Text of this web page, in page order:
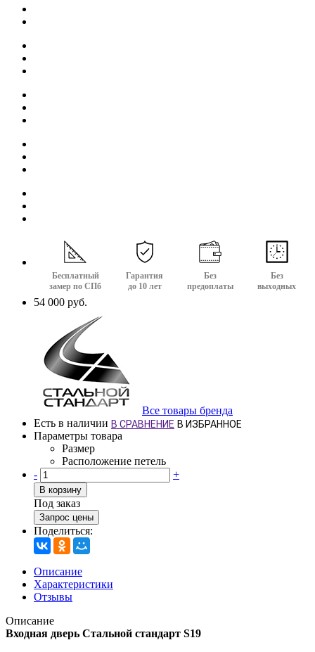
Бесплатный
замер по СПб
Гарантия
до 10 лет
Без
предоплаты
Без
выходных
54 000 руб.
Все товары бренда
Есть в наличии В СРАВНЕНИЕ В ИЗБРАННОЕ
Параметры товара
Размер
Расположение петель
-
+
В корзину
Под заказ
Запрос цены
Поделиться:
Описание
Характеристики
Отзывы
Описание
Входная дверь Стальной стандарт S19